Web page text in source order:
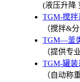
(液压升降
TGM-搅
（搅拌&
TGM—釜
（提供专
TGM-罐
（自动称